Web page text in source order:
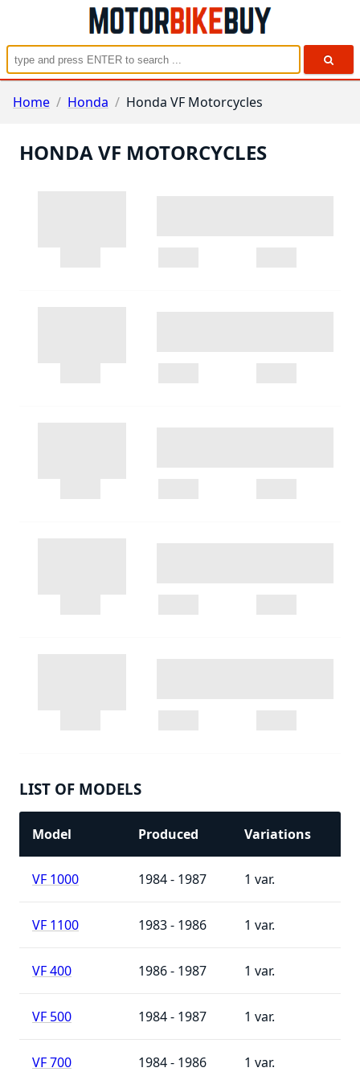
Home / Honda / Honda VF Motorcycles
HONDA VF MOTORCYCLES
LIST OF MODELS
Model Produced Variations
VF 1000 1984 - 1987 1
VF 1100 1983 - 1986 1
VF 400 1986 - 1987 1
VF 500 1984 - 1987 1
VF 700 1984 - 1986 1